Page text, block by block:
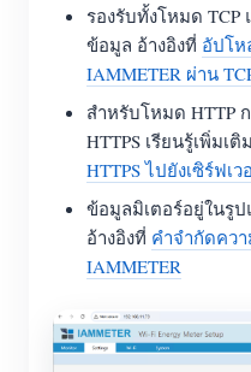
รองรับทั้งโหมด TCP
ข้อมูล อ้างอิงที่ อัปโห
IAMMETER ผ่าน
สำหรับโหมด HTTP
HTTPS เรียนรู้เพิ่มเติ
HTTPS ไปยังเซิร์ฟเ
ข้อมูลมิเตอร์อยู่ในรูป
อ้างอิงที่ คำจำกัดคว
IAMMETER